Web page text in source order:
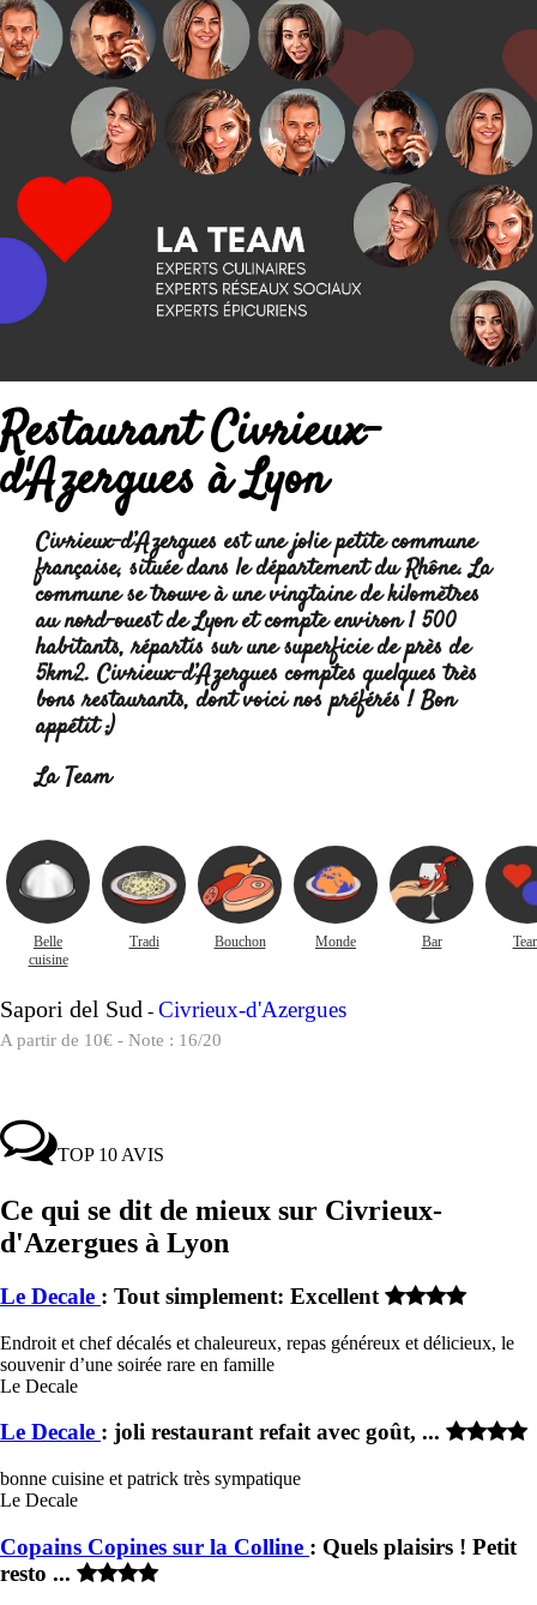
Restaurant Civrieux-
d'Azergues à Lyon
Civrieux-d’Azergues est une jolie petite commune
française, située dans le département du Rhône. La
commune se trouve à une vingtaine de kilomètres
au nord-ouest de Lyon et compte environ 1 500
habitants, répartis sur une superficie de près de
5km2. Civrieux-d’Azergues comptes quelques très
bons restaurants, dont voici nos préférés ! Bon
appétit ;)
La Team
Belle
cuisine
Tradi Bouchon Monde Bar
Sapori del Sud - Civrieux-d'Azergues
A partir de 10€ - Note : 16/20
TOP 10 AVIS
Ce qui se dit de mieux sur Civrieux-
d'Azergues à Lyon
Le Decale : Tout simplement: Excellent
Endroit et chef décalés et chaleureux, repas généreux et délicieux, le
souvenir d’une soirée rare en famille
Le Decale
Le Decale : joli restaurant refait avec goût, ...
bonne cuisine et patrick très sympatique
Le Decale
Copains Copines sur la Colline : Quels plaisirs ! Petit
resto ...